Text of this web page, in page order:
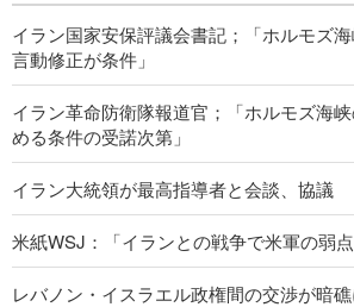
イラン国家安保評議会書記；「ホルモズ
言動修正が条件」
イラン革命防衛隊報道官；「ホルモズ海
める条件の受諾次第」
イラン大統領が最高指導者と会談、協議
米紙WSJ：「イランとの戦争で米軍の弱点
レバノン・イスラエル政権間の交渉が暗